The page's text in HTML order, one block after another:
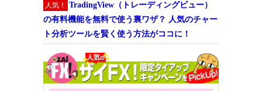
人気！
TradingView（トレーディングビュー）
の有料機能を無料で使う裏ワザ？ 人気のチャー
ト分析ツールを賢く使う方法がココに！